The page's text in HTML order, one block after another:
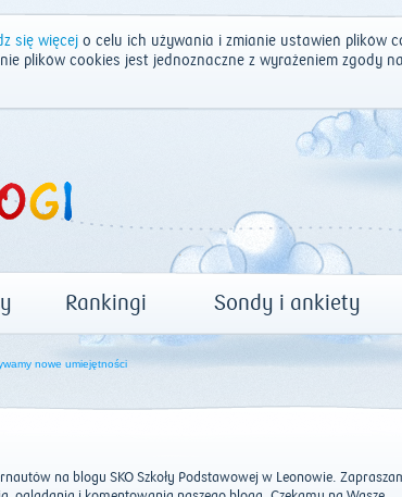
się więcejo celu ich używania i zmianie ustawień plików
plików cookies jest jednoznaczne z wyrażeniem zgody
Rankingi Sondy i ankiety
nowe umiejętności
na blogu SKO Szkoły Podstawowej w Leonowie.